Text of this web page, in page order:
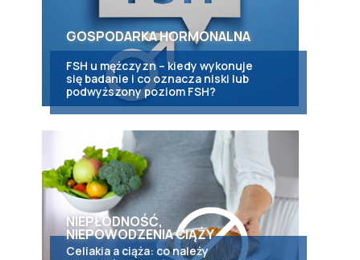
GOSPODARKA HORMONALNA
FSH u mężczyzn – kiedy wykonuje
się badanie i co oznacza niski lub
podwyższony poziom FSH?
NIEPŁODNOŚĆ,
NIEPOWODZENIA CIĄŻY
Celiakia a ciąża: co należy